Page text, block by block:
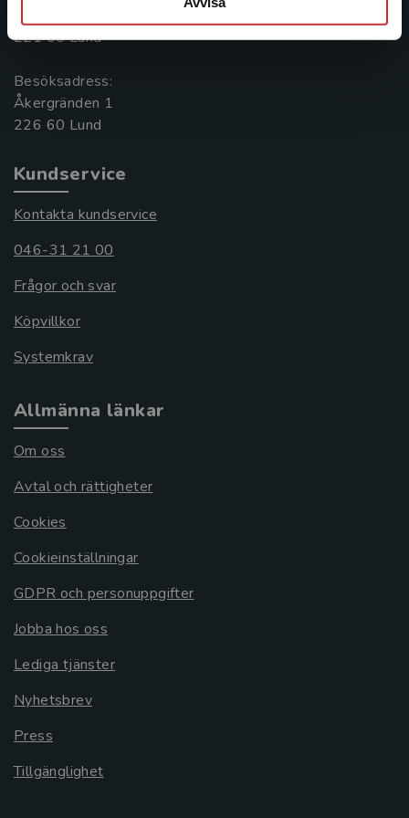
221 00 Lund
Besöksadress:
Åkergränden 1
Kundservice
Kontakta kundservice
046-31 21 00
Frågor och svar
Köpvillkor
Systemkrav
Allmänna länkar
Om oss
Avtal och rättigheter
Cookies
Cookieinställningar
GDPR och personuppgifter
Jobba hos oss
Lediga tjänster
Nyhetsbrev
Press
Tillgänglighet